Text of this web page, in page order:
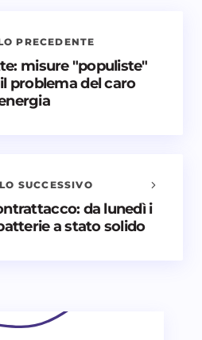
aggiunti nuovi
PRECEDENTE
misure "populiste"
problema del caro
SUCCESSIVO
da lunedì i
a stato solido